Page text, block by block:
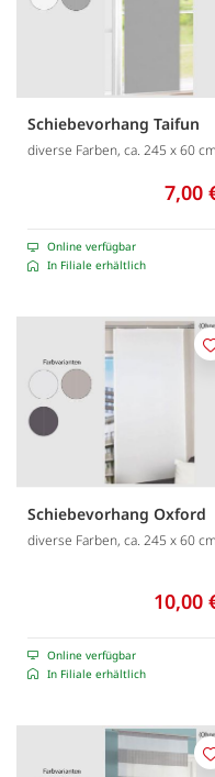
Schiebevorhang Taifun
diverse Farben, ca. 245 x 60 cm
7,00
Online verfügbar
In Filiale erhältlich
Schiebevorhang Oxford
diverse Farben, ca. 245 x 60 cm
10,00
Online verfügbar
In Filiale erhältlich